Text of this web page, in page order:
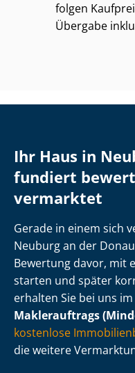
folgen
Übergabe
Ihr Haus in
fundiert
vermarktet
Gerade in einem sich
Neuburg an der
Bewertung davor, mit
starten und später
erhalten Sie bei uns
Maklerauftrags
kostenlose
die weitere